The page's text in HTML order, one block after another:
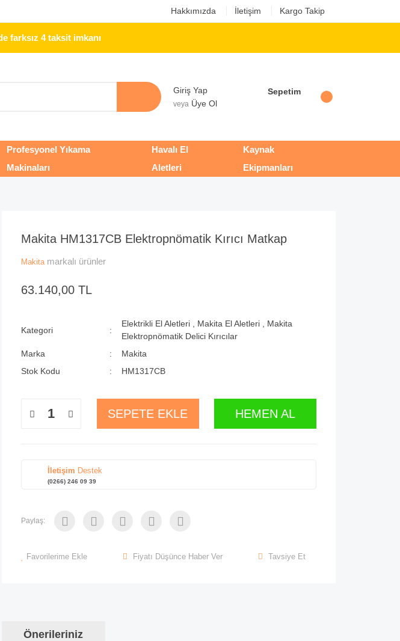
Hakkımızda İletişim Kargo Takip
farksız 4 taksit imkanı
Giriş Yap
veya Üye Ol
Sepetim
Profesyonel Yıkama
Makinaları
Havalı El
Aletleri
Kaynak
Ekipmanları
Makita HM1317CB Elektropnömatik Kırıcı Matkap
Makita markalı ürünler
63.140,00 TL
Kategori
Elektrikli El Aletleri Makita El Aletleri
Makita
Elektropnömatik Delici Kırıcılar
Marka
Makita
Stok Kodu
HM1317CB
SEPETE EKLE HEMEN AL
İletişim Destek
(0266) 246 09 39
Paylaş:
Favorilerime Ekle Fiyatı Düşünce Haber Ver Tavsiye Et
Önerileriniz